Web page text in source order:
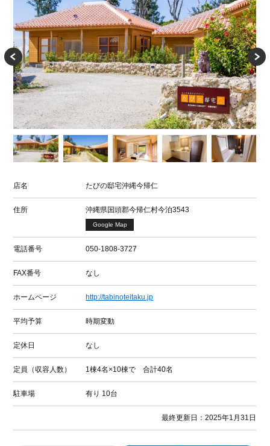
店名 たびの邸宅沖縄今帰仁
住所 沖縄県国頭郡今帰仁村今泊3543
Google Map
電話番号 050-1808-3727
FAX番号 なし
ホームページ http://tabinoteitaku.jp
平均予算 時期変動
定休日 なし
定員（収容人数） 1棟4名×10棟で 合計40名
駐車場 有り 10台
最終更新日：2025年1月31日